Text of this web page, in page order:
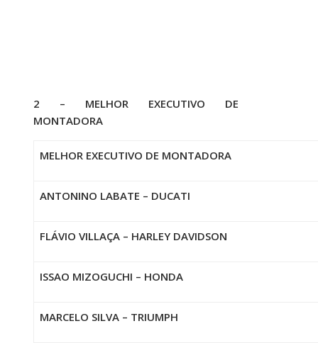
2 – MELHOR EXECUTIVO DE
MONTADORA
MELHOR EXECUTIVO DE MONTADORA
ANTONINO LABATE – DUCATI
FLÁVIO VILLAÇA – HARLEY DAVIDSON
ISSAO MIZOGUCHI – HONDA
MARCELO SILVA – TRIUMPH